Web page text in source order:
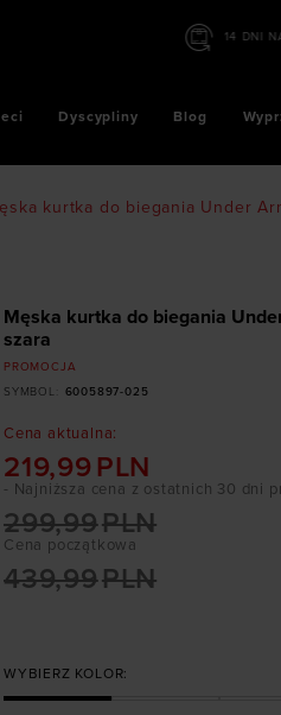
14 DNI NA
Dyscypliny Blog
kurtka do biegania Under
Męska kurtka do biegania
szara
PROMOCJA
SYMBOL
6005897-025
Cena aktualna:
219,99 PLN
Cena początkowa
439,99PLN
299,99PLN
- Najniższa cena z ostatnich 30 dni
WYBIERZ KOLOR: